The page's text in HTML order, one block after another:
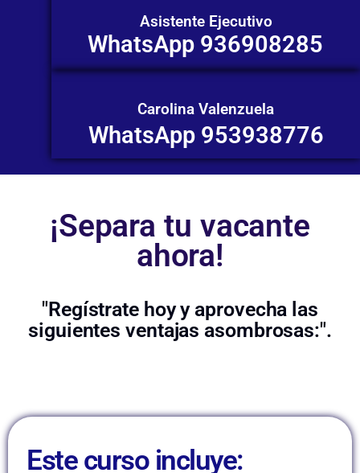
Asistente Ejecutivo
WhatsApp 936908285
Carolina Valenzuela
WhatsApp 953938776
¡Separa tu vacante
ahora!
"Regístrate hoy y aprovecha las
siguientes ventajas asombrosas:".
Este curso incluye: